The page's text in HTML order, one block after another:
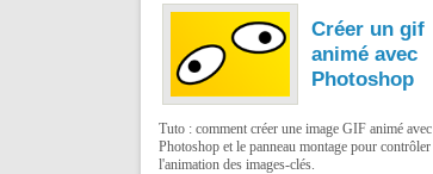
Créer un gif
animé avec
Photoshop
Tuto : comment créer une image GIF animé avec
Photoshop et le panneau montage pour contrôler
l'animation des images-clés.